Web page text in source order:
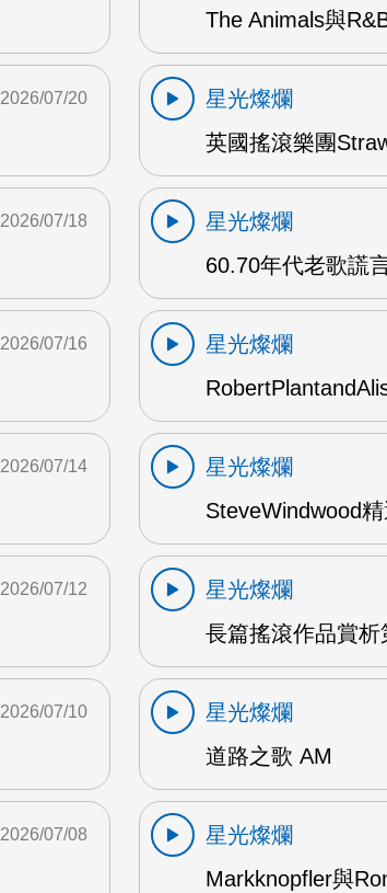
The Animals與
2026/07/20
星光燦爛
英國搖滾樂團
2026/07/18
星光燦爛
60.70年代老歌謊
2026/07/16
星光燦爛
2026/07/14
星光燦爛
SteveWindwood
2026/07/12
星光燦爛
長篇搖滾作品賞
2026/07/10
星光燦爛
道路之歌 AM
2026/07/08
星光燦爛
Markknopfler與